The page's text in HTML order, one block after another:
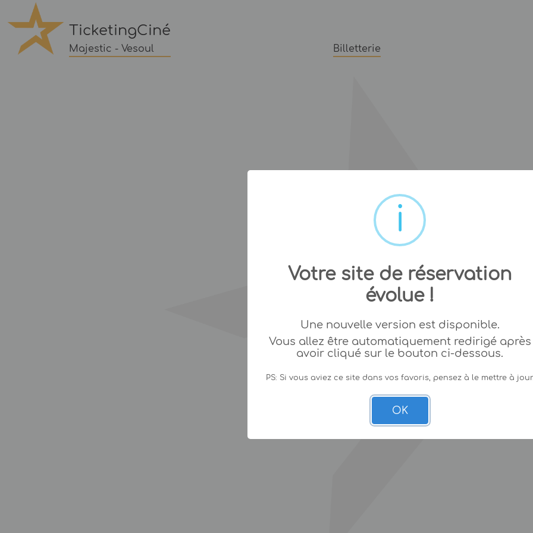
TicketingCiné
Majestic - Vesoul Billetterie
Votre site de réservation
évolue !
Une nouvelle version est disponible.
Vous allez être automatiquement redirigé après
avoir cliqué sur le bouton ci-dessous.
PS: Si vous aviez ce site dans vos favoris, pensez à le mettre à
OK